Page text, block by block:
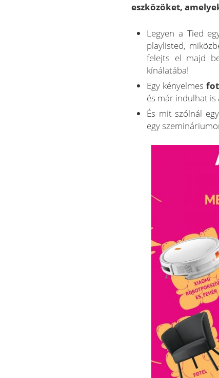
eszközöket,
Legyen a Tied
playlisted,
felejts el majd
kínálatába!
Egy kényelmes
és már indulhat
És mit szólnál egy
egy